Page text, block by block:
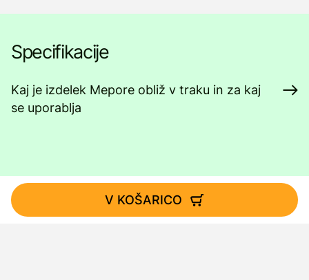
Specifikacije
Kaj je izdelek Mepore obliž v traku in za kaj
se uporablja
V KOŠARICO